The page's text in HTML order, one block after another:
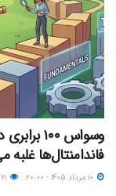
وسواس
فاندامنتال‌ها غلبه